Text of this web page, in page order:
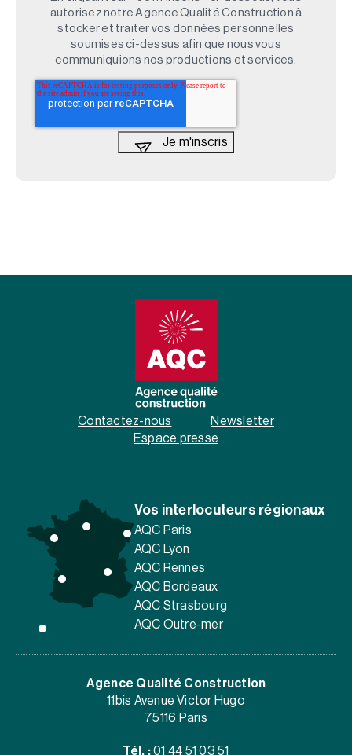
autorisez notre Agence Qualité Construction à
stocker et traiter vos données personnelles
soumises ci-dessus afin que nous vous
communiquions nos productions et services.
Contactez-nous
Newsletter
Espace presse
Vos interlocuteurs régionaux
AQC Paris
AQC Lyon
AQC Rennes
AQC Bordeaux
AQC Strasbourg
AQC Outre-mer
Agence Qualité Construction
11bis Avenue Victor Hugo
75116 Paris
Tél. : 01 44 51 03 51